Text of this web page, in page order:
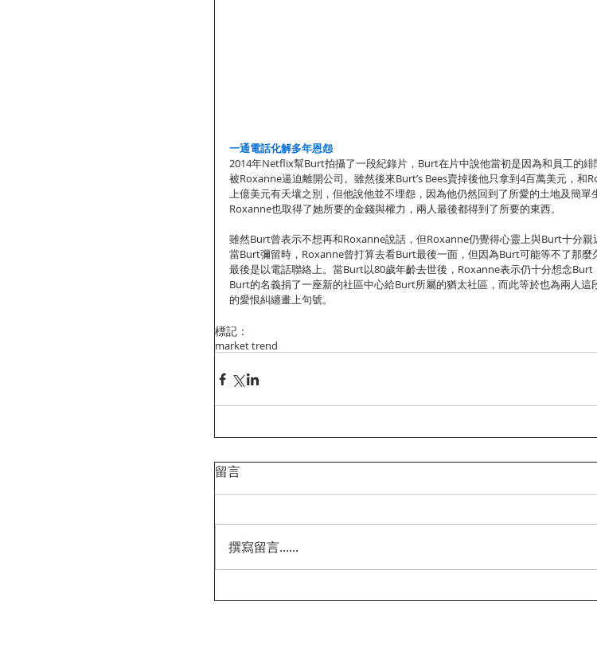
一通電話化解多年恩怨
2014年Netflix幫Burt拍攝了一段紀錄片，Burt在片中說他當初是因為和員工的緋
被Roxanne逼迫離開公司。雖然後來Burt’s Bees賣掉後他只拿到4百萬美元，和
上億美元有天壤之別，但他說他並不埋怨，因為他仍然回到了所愛的土地及簡單
Roxanne也取得了她所要的金錢與權力，兩人最後都得到了所要的東西。
雖然Burt曾表示不想再和Roxanne說話，但Roxanne仍覺得心靈上與Burt十分親
當Burt彌留時，Roxanne曾打算去看Burt最後一面，但因為Burt可能等不了那麼
最後是以電話聯絡上。當Burt以80歲年齡去世後，Roxanne表示仍十分想念Burt
Burt的名義捐了一座新的社區中心給Burt所屬的猶太社區，而此等於也為兩人這
的愛恨糾纏畫上句號。
標記：
market trend
留言
撰寫留言......